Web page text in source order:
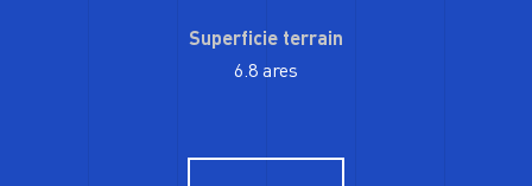
Superficie terrain
6.8 ares